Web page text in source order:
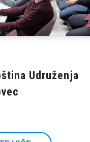
Udruženja